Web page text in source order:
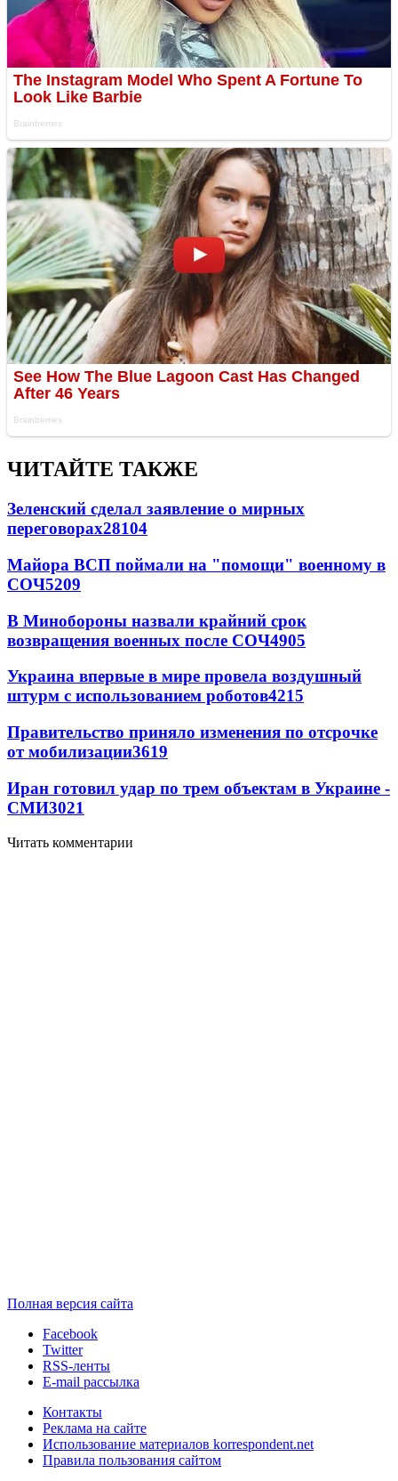
ЧИТАЙТЕ ТАКЖЕ
Зеленский сделал заявление о мирных
переговорах28104
Майора ВСП поймали на "помощи" военному в
СОЧ5209
В Минобороны назвали крайний срок
возвращения военных после СОЧ4905
Украина впервые в мире провела воздушный
штурм с использованием роботов4215
Правительство приняло изменения по отсрочке
от мобилизации3619
Иран готовил удар по трем объектам в Украине -
СМИ3021
Читать комментарии
Полная версия сайта
Facebook
Twitter
RSS-ленты
E-mail рассылка
Контакты
Реклама на сайте
Использование материалов korrespondent.net
Правила пользования сайтом